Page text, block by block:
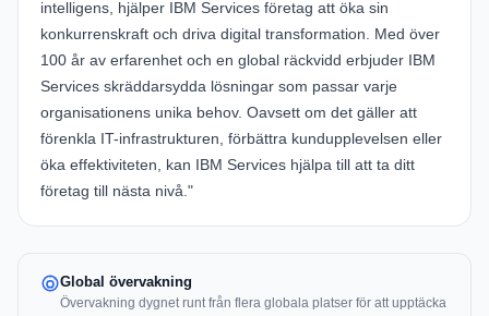
intelligens, hjälper IBM Services företag att öka sin
konkurrenskraft och driva digital transformation. Med över
100 år av erfarenhet och en global räckvidd erbjuder IBM
Services skräddarsydda lösningar som passar varje
organisationens unika behov. Oavsett om det gäller att
förenkla IT-infrastrukturen, förbättra kundupplevelsen eller
öka effektiviteten, kan IBM Services hjälpa till att ta ditt
företag till nästa nivå."
Global övervakning
Övervakning dygnet runt från flera globala platser för att upptäcka